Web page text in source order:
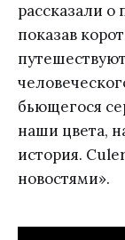
рассказали о
показав
бьющегося
наши цвета,
история.
новостями».